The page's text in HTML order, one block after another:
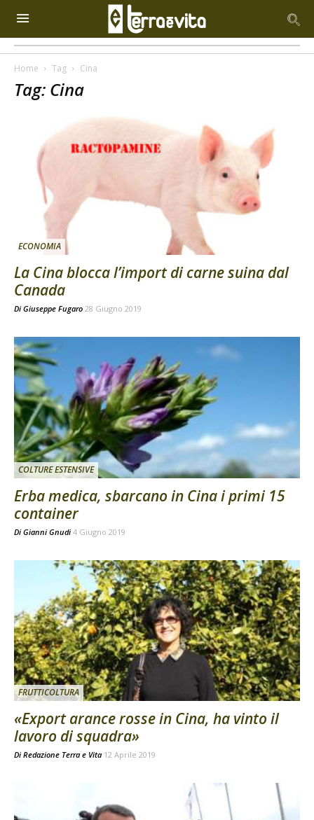
Home Tag Cina
Tag: Cina
ECONOMIA
La Cina blocca l’import di carne suina dal
Canada
Di Giuseppe Fugaro 28 Giugno 2019
COLTURE ESTENSIVE
Erba medica, sbarcano in Cina i primi 15
container
Di Gianni Gnudi 4 Giugno 2019
FRUTTICOLTURA
«Export arance rosse in Cina, ha vinto il
lavoro di squadra»
Di Redazione Terra e Vita 12 Aprile 2019